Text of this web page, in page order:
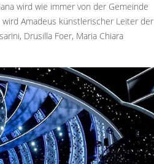
wird wie immer von der Gemeinde
Amadeus künstlerischer Leiter der
Drusilla Foer, Maria Chiara